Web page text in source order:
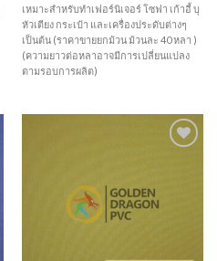
เหมาะสำหรับทำเฟอร์นิเจอร์ โซฟา เก้าอี้ บุ
หัวเตียง กระเป๋า และเครื่องประดับต่างๆ
เป็นต้น (ราคาขายยกม้วน ม้วนละ 40 หลา )
(ความยาวต่อหลาอาจมีการเปลี่ยนแปลง
ตามรอบการผลิต)
Wishlist